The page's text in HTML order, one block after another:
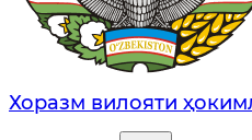
Хоразм вилояти